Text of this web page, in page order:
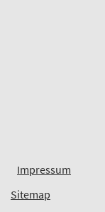
Impressum
Sitemap